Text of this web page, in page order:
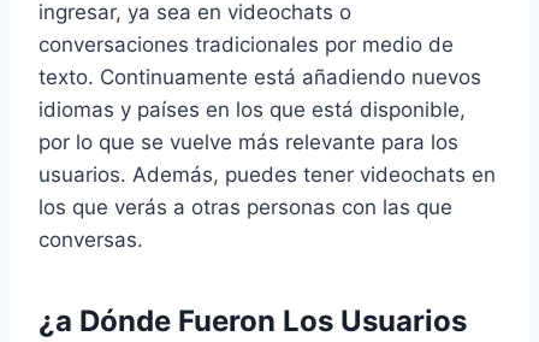
ingresar, ya sea en videochats o
conversaciones tradicionales por medio de
texto. Continuamente está añadiendo nuevos
idiomas y países en los que está disponible,
por lo que se vuelve más relevante para los
usuarios. Además, puedes tener videochats en
los que verás a otras personas con las que
conversas.
¿a Dónde Fueron Los Usuarios